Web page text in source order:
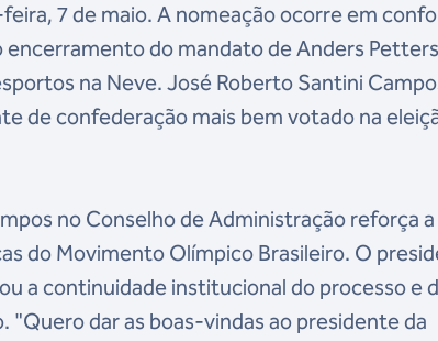
7 de maio. A nomeação ocorre em
encerramento do mandato de Anders
na Neve. José Roberto Santini
de confederação mais bem votado na
no Conselho de Administração reforça a
do Movimento Olímpico Brasileiro. O
a continuidade institucional do processo e
"Quero dar as boas-vindas ao presidente da